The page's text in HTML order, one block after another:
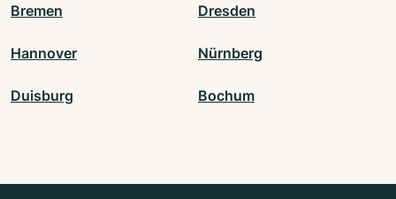
Bremen Dresden
Hannover Nürnberg
Duisburg Bochum